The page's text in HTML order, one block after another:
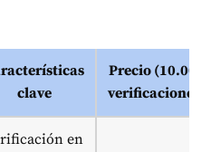
clave
Precio (10.000
verificaciones)
en